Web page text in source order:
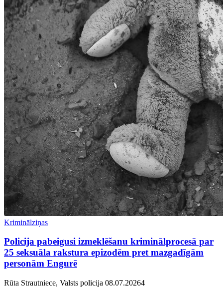
Kriminālziņas
Policija pabeigusi izmeklēšanu kriminālprocesā par
25 seksuāla rakstura epizodēm pret mazgadīgām
personām Engurē
Rūta Strautniece, Valsts policija 08.07.20264